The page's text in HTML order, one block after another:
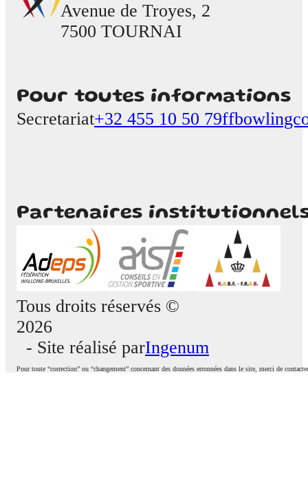
Avenue de Troyes, 2
7500 TOURNAI
Pour toutes informations
Secretariat+32 455 10 50 79
Partenaires
Tous droits réservés ©
2026
- Site réalisé parIngenum
Pour toute “correction” ou “changement” concernant des données erronnées dans le site, merci de